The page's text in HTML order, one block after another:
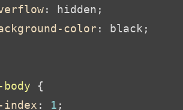
: hidden;
color: black;
{
index : 1 ;